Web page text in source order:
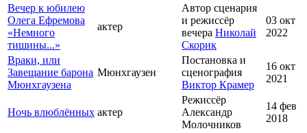
Вечер к юбилею
Олега Ефремова
«Немного
тишины...»
актер
Автор сценария
и режиссёр
вечера Николай
Скорик
03 окт
2022
Враки, или
Завещание барона
Мюнхгаузена
Мюнхгаузен
Постановка и
сценография
Виктор Крамер
16 окт
2021
Ночь влюблённых актер
Режиссёр
Александр
Молочников
14 фев
2018